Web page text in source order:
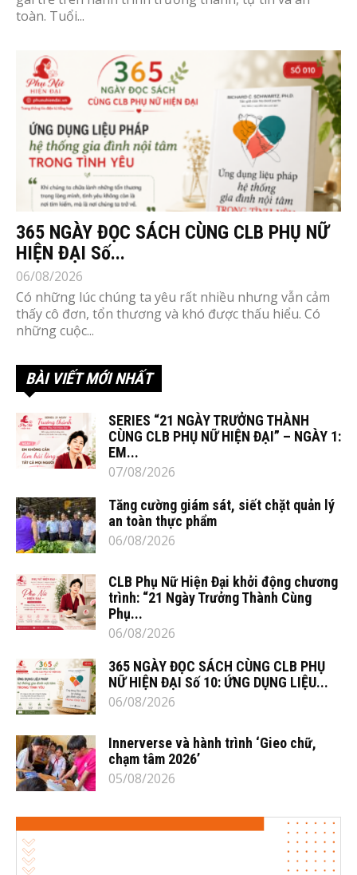
toàn. Tuổi...
365 NGÀY ĐỌC SÁCH CÙNG CLB PHỤ NỮ
HIỆN ĐẠI Số...
06/08/2026
Có những lúc chúng ta yêu rất nhiều nhưng vẫn cảm
thấy cô đơn, tổn thương và khó được thấu hiểu. Có
những cuộc...
BÀI VIẾT MỚI NHẤT
SERIES “21 NGÀY TRƯỞNG THÀNH
CÙNG CLB PHỤ NỮ HIỆN ĐẠI” – NGÀY 1:
EM...
07/08/2026
Tăng cường giám sát, siết chặt quản lý
an toàn thực phẩm
06/08/2026
CLB Phụ Nữ Hiện Đại khởi động chương
trình: “21 Ngày Trưởng Thành Cùng
Phụ...
06/08/2026
365 NGÀY ĐỌC SÁCH CÙNG CLB PHỤ
NỮ HIỆN ĐẠI Số 10: ỨNG DỤNG LIỆU...
06/08/2026
Innerverse và hành trình ‘Gieo chữ,
chạm tâm 2026’
05/08/2026